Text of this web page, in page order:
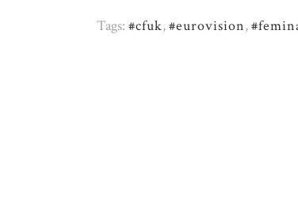
Tags: #cfuk,#eurovision,